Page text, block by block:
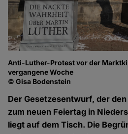
Anti-Luther-Protest vor der
vergangene Woche
© Gisa Bodenstein
Der Gesetzesentwurf, der
zum neuen Feiertag in
liegt auf dem Tisch. Die